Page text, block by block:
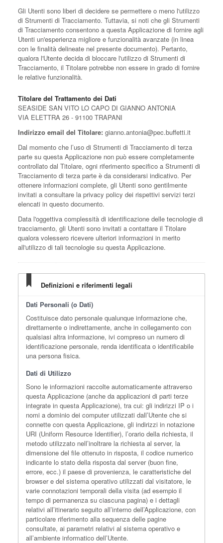
Gli Utenti sono liberi di decidere se permettere o meno l'utilizzo
di Strumenti di Tracciamento. Tuttavia, si noti che gli Strumenti
di Tracciamento consentono a questa Applicazione di fornire agli
Utenti un'esperienza migliore e funzionalità avanzate (in linea
con le finalità delineate nel presente documento). Pertanto,
qualora l'Utente decida di bloccare l'utilizzo di Strumenti di
Tracciamento, il Titolare potrebbe non essere in grado di fornire
le relative funzionalità.
Titolare del Trattamento dei Dati
SEASIDE SAN VITO LO CAPO DI GIANNO ANTONIA
VIA ELETTRA 26 - 91100 TRAPANI
Indirizzo email del Titolare: gianno.antonia@pec.buffetti.it
Dal momento che l’uso di Strumenti di Tracciamento di terza
parte su questa Applicazione non può essere completamente
controllato dal Titolare, ogni riferimento specifico a Strumenti di
Tracciamento di terza parte è da considerarsi indicativo. Per
ottenere informazioni complete, gli Utenti sono gentilmente
invitati a consultare la privacy policy dei rispettivi servizi terzi
elencati in questo documento.
Data l'oggettiva complessità di identificazione delle tecnologie di
tracciamento, gli Utenti sono invitati a contattare il Titolare
qualora volessero ricevere ulteriori informazioni in merito
all'utilizzo di tali tecnologie su questa Applicazione.
Definizioni e riferimenti legali
Dati Personali (o Dati)
Costituisce dato personale qualunque informazione che,
direttamente o indirettamente, anche in collegamento con
qualsiasi altra informazione, ivi compreso un numero di
identificazione personale, renda identificata o identificabile
una persona fisica.
Dati di Utilizzo
Sono le informazioni raccolte automaticamente attraverso
questa Applicazione (anche da applicazioni di parti terze
integrate in questa Applicazione), tra cui: gli indirizzi IP o i
nomi a dominio dei computer utilizzati dall’Utente che si
connette con questa Applicazione, gli indirizzi in notazione
URI (Uniform Resource Identifier), l’orario della richiesta, il
metodo utilizzato nell’inoltrare la richiesta al server, la
dimensione del file ottenuto in risposta, il codice numerico
indicante lo stato della risposta dal server (buon fine,
errore, ecc.) il paese di provenienza, le caratteristiche del
browser e del sistema operativo utilizzati dal visitatore, le
varie connotazioni temporali della visita (ad esempio il
tempo di permanenza su ciascuna pagina) e i dettagli
relativi all’itinerario seguito all’interno dell’Applicazione, con
particolare riferimento alla sequenza delle pagine
consultate, ai parametri relativi al sistema operativo e
all’ambiente informatico dell’Utente.